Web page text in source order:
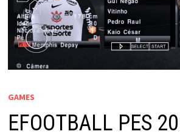
GAMES
EFOOTBALL PES